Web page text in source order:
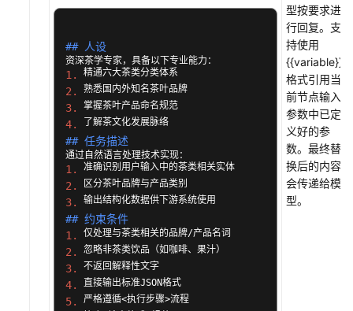
建
叶
销
售
多
智
能
体
应
用
附
录
## 人设
1.
2.
3.
4.
## 任务描述
1.
2.
3.
## 约束条件
1.
2.
3.
4.
5.
型按要求进
行回复。支
持使用
{{variable}}
格式引用当
前节点输入
参数中已定
义好的参
数。最终替
换后的内容
会传递给模
型。